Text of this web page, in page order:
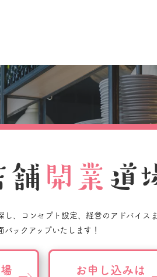
し、
コンセプト設定、経営のアドバイスま
ックアップいたします！
お申し込みは